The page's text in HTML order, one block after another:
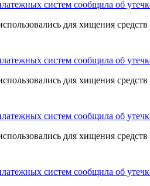
систем сообщила об
для хищения
систем сообщила об
для хищения
систем сообщила об
для хищения
систем сообщила об